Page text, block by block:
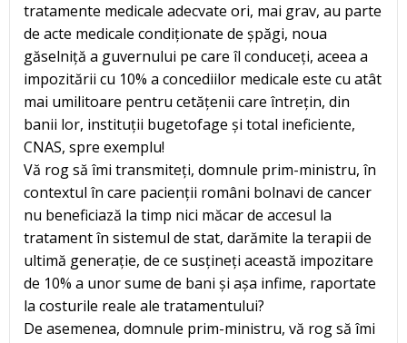
tratamente medicale adecvate ori, mai grav, au parte
de acte medicale condiționate de șpăgi, noua
găselniță a guvernului pe care îl conduceți, aceea a
impozitării cu 10% a concediilor medicale este cu atât
mai umilitoare pentru cetățenii care întrețin, din
banii lor, instituții bugetofage și total ineficiente,
CNAS, spre exemplu!
Vă rog să îmi transmiteți, domnule prim-ministru, în
contextul în care pacienții români bolnavi de cancer
nu beneficiază la timp nici măcar de accesul la
tratament în sistemul de stat, darămite la terapii de
ultimă generație, de ce susțineți această impozitare
de 10% a unor sume de bani și așa infime, raportate
la costurile reale ale tratamentului?
De asemenea, domnule prim-ministru, vă rog să îmi